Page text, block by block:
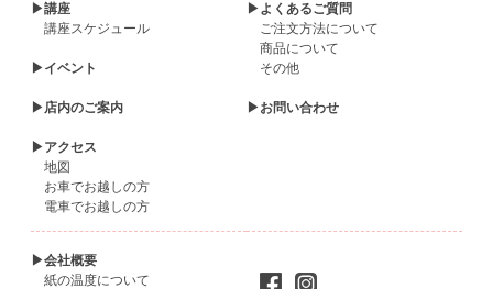
▶講座
講座スケジュール
▶イベント
▶店内のご案内
▶アクセス
地図
お車でお越しの方
電車でお越しの方
▶よくあるご質問
ご注文方法について
商品について
その他
▶お問い合わせ
▶会社概要
紙の温度について